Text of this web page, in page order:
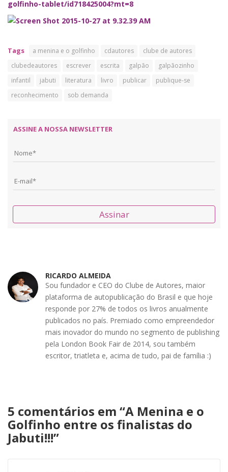
golfinho-tablet/id718425004?mt=8
Tags a menina e o golfinho cdautores
clube de autores
clubedeautores
escrever escrita galpão
galpãozinho
infantil
jabuti literatura livro publicar
publique-se
reconhecimento
sob demanda
ASSINE A NOSSA NEWSLETTER
Assinar
RICARDO ALMEIDA
Sou fundador e CEO do Clube de Autores, maior
plataforma de autopublicação do Brasil e que hoje
responde por 27% de todos os livros anualmente
publicados no país. Premiado como empreendedor
mais inovador do mundo no segmento de publishing
pela London Book Fair de 2014, sou também
escritor, triatleta e, acima de tudo, pai de família :)
5 comentários em “A Menina e o
Golfinho entre os finalistas do
Jabuti!!!”